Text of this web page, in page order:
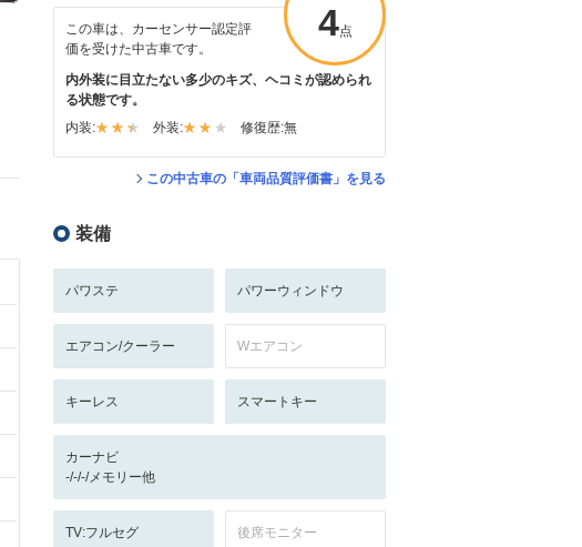
4点
この車は、カーセンサー認定評
価を受けた中古車です。
内外装に目立たない多少のキズ、ヘコミが認められ
る状態です。
内装:
外装: 修復歴:無
この中古車の「車両品質評価書」を見る
装備
パワステ パワーウィンドウ
エアコン/クーラー Wエアコン
キーレス スマートキー
カーナビ
-/-/-/メモリー他
TV:フルセグ 後席モニター